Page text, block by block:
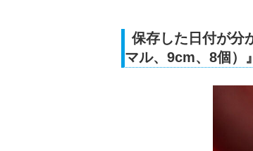
保存した日付が分
マル、9cm、8個）』